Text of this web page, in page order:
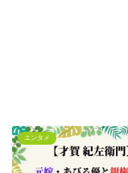
エンタメ